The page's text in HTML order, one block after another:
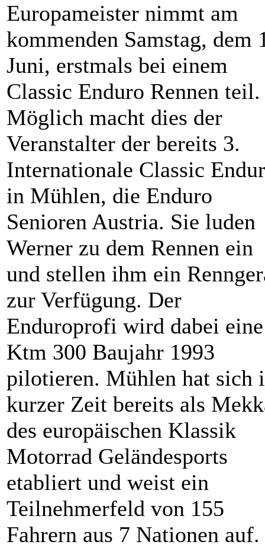
Europameister nimmt am
kommenden Samstag, dem
Juni, erstmals bei einem
Classic Enduro Rennen teil.
Möglich macht dies der
Veranstalter der bereits 3.
Internationale Classic
in Mühlen, die Enduro
Senioren Austria. Sie luden
Werner zu dem Rennen ein
und stellen ihm ein
zur Verfügung. Der
Enduroprofi wird dabei eine
Ktm 300 Baujahr 1993
pilotieren. Mühlen hat sich
kurzer Zeit bereits als
des europäischen Klassik
Motorrad Geländesports
etabliert und weist ein
Teilnehmerfeld von 155
Fahrern aus 7 Nationen auf.